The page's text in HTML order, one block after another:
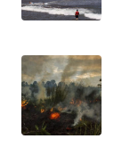
WN
WN
PADANG
LAWAS